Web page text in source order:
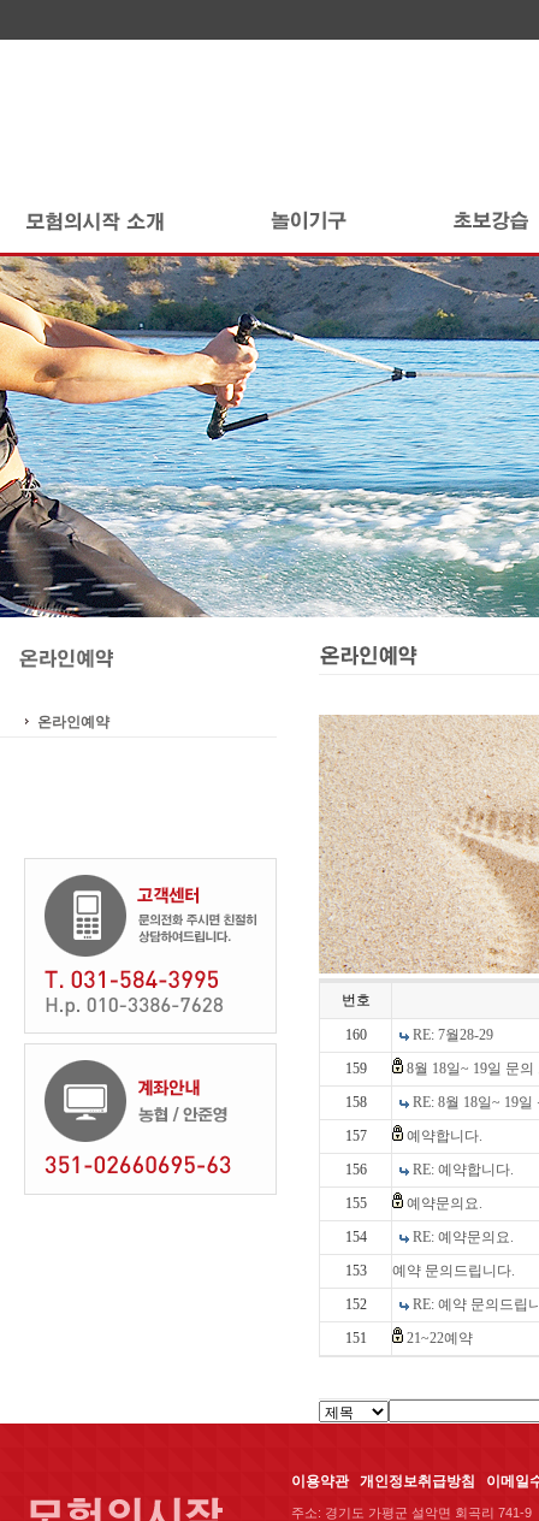
온라인예약
번호
160
RE: 7월28-29
159
8월 18일~ 19일 문
158
RE: 8월 18일~ 19
157
예약합니다.
156
RE: 예약합니다.
155
예약문의요.
154
RE: 예약문의요.
153
예약 문의드립니다.
152
RE: 예약 문의드립
151
21~22예약
이용약관 개인정보취급방침 이메일
주소: 경기도 가평군 설악면 회곡리 741-